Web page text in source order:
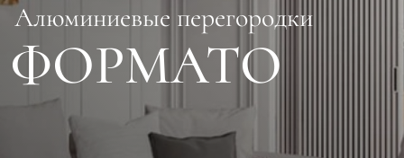
Алюминиевые перегородки
ФОРМАТО